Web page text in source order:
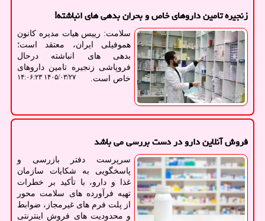
زنجیره تامین داروهای خاص و بحران بدهی های انباشته!
سلامت: رییس هیات مدیره کانون
هموفیلی ایران، معتقد است؛
بدهی های انباشته درحال
فروپاشی زنجیره تامین داروهای
خاص است.
۱۴۰۵/۰۳/۲۷ ۱۴:۰۶:۲۳
فروش آنلاین دارو در دست بررسی می باشد
سرپرست دفتر بازرسی و
پاسخگویی به شکایات سازمان
غذا و دارو، با تأکید بر خطرات
تهیه فرآورده های سلامت محور
از پلت فرم های غیرمجاز، ضوابط
و محدودیت های فروش اینترنتی